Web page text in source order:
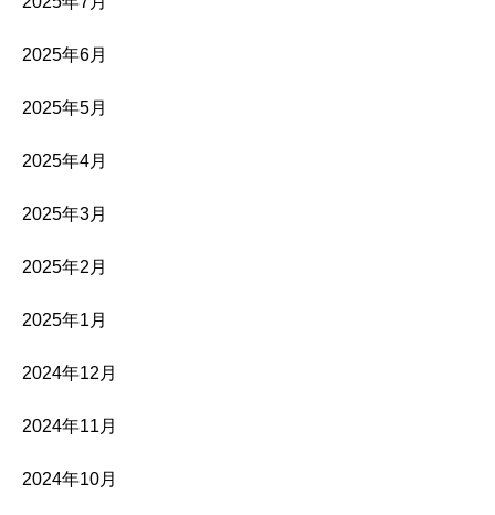
2025年6月
2025年5月
2025年4月
2025年3月
2025年2月
2025年1月
2024年12月
2024年11月
2024年10月